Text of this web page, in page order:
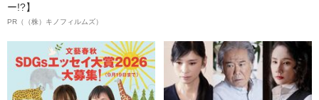
ー!?】
PR（（株）キノフィルムズ）